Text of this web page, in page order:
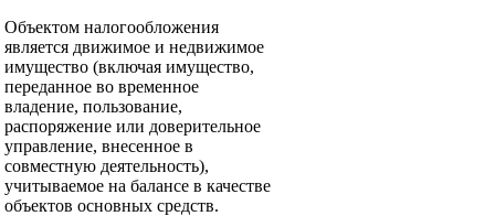
Объектом налогообложения
является движимое и недвижимое
имущество (включая имущество,
переданное во временное
владение, пользование,
распоряжение или доверительное
управление, внесенное в
совместную деятельность),
учитываемое на балансе в качестве
объектов основных средств.